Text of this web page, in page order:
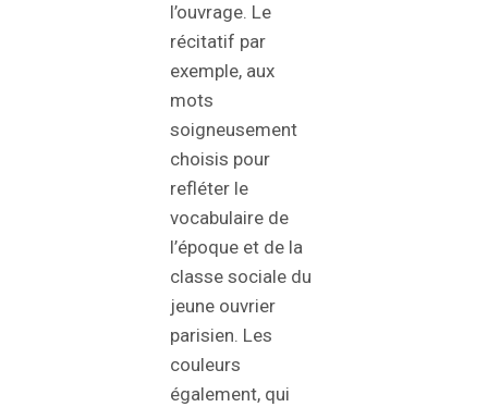
l’ouvrage. Le
récitatif par
exemple, aux
mots
soigneusement
choisis pour
refléter le
vocabulaire de
l’époque et de la
classe sociale du
jeune ouvrier
parisien. Les
couleurs
également, qui